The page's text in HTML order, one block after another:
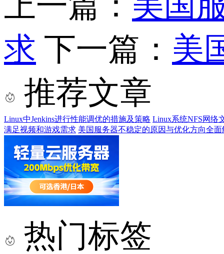
求 下一篇： 美
推荐文章
Linux中Jenkins进行性能调优的措施及策略 Linux系统NFS网络
满足视频和游戏需求 美国服务器不稳定的原因与优化方向全面
热门标签